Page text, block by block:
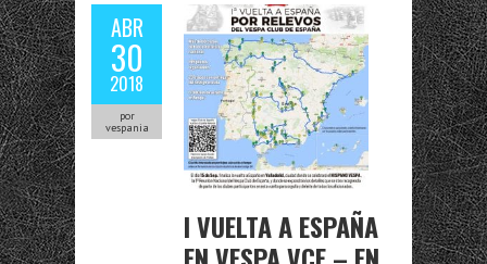
ABR
30
2018
por
vespania
I VUELTA A ESPAÑA